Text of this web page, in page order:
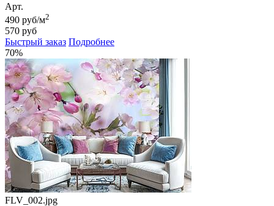
Арт.
490 руб/м2
570 руб
Быстрый заказ Подробнее
70%
FLV_002.jpg